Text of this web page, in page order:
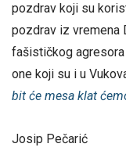
pozdrav koji su
pozdrav iz vremena
fašističkog
one koji su i u
bit će mesa klat
Josip Pečarić